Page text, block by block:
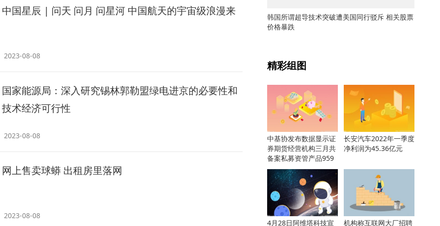
中国星辰 | 问天 问月 问星河 中国航天的宇宙级浪漫来
2023-08-08
国家能源局：深入研究锡林郭勒盟绿电进京的必要性和
技术经济可行性
2023-08-08
网上售卖球蟒 出租房里落网
2023-08-08
韩国所谓超导技术突破遭美国同行驳斥 相关股票
价格暴跌
精彩组图
中基协发布数据显示证
券期货经营机构三月共
备案私募资管产品959
只
长安汽车2022年一季度
净利润为45.36亿元
4月28日阿维塔科技宣
机构称互联网大厂招聘